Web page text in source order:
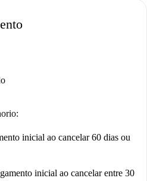
inicial ao cancelar 60 dias ou
inicial ao cancelar entre 30